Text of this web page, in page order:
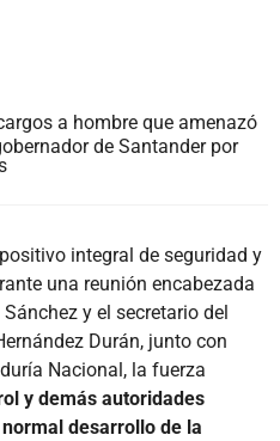
a hombre que amenazó
de Santander por
integral de seguridad y
una reunión encabezada
y el secretario del
Durán, junto con
Nacional, la fuerza
y demás autoridades
desarrollo de la